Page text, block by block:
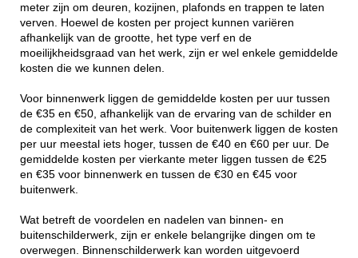
meter zijn om deuren, kozijnen, plafonds en trappen te laten
verven. Hoewel de kosten per project kunnen variëren
afhankelijk van de grootte, het type verf en de
moeilijkheidsgraad van het werk, zijn er wel enkele gemiddelde
kosten die we kunnen delen.
Voor binnenwerk liggen de gemiddelde kosten per uur tussen
de €35 en €50, afhankelijk van de ervaring van de schilder en
de complexiteit van het werk. Voor buitenwerk liggen de kosten
per uur meestal iets hoger, tussen de €40 en €60 per uur. De
gemiddelde kosten per vierkante meter liggen tussen de €25
en €35 voor binnenwerk en tussen de €30 en €45 voor
buitenwerk.
Wat betreft de voordelen en nadelen van binnen- en
buitenschilderwerk, zijn er enkele belangrijke dingen om te
overwegen. Binnenschilderwerk kan worden uitgevoerd